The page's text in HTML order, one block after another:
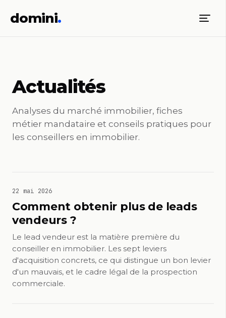
domini.
Actualités
Analyses du marché immobilier, fiches
métier mandataire et conseils pratiques pour
les conseillers en immobilier.
22 mai 2026
Comment obtenir plus de leads
vendeurs ?
Le lead vendeur est la matière première du
conseiller en immobilier. Les sept leviers
d'acquisition concrets, ce qui distingue un bon levier
d'un mauvais, et le cadre légal de la prospection
commerciale.